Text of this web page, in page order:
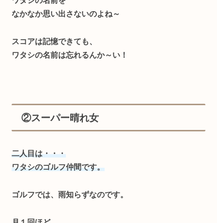
なかなか思い出さないのよね～
スコアは記憶できても、
ワタシの名前は忘れるんか～い！
②スーパー晴れ女
二人目は・・・
ワタシのゴルフ仲間です。
ゴルフでは、雨知らずなのです。